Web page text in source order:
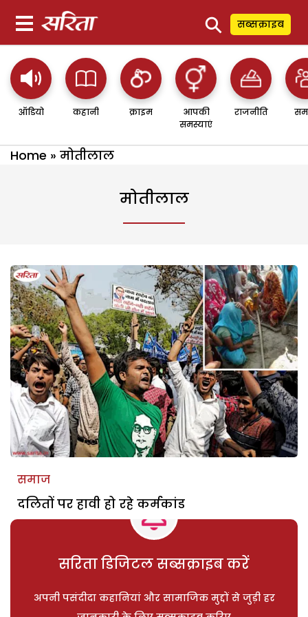
⚲ सब्सक्राइब
ऑडियो कहानी क्राइम
आपकी
समस्याएं
राजनीति
Home » मोतीलाल
मोतीलाल
समाज
दलितों पर हावी हो रहे कर्मकांड
सरिता डिजिटल सब्सक्राइब करें
अपनी पसंदीदा कहानियां और सामाजिक मुद्दों से जुड़ी हर